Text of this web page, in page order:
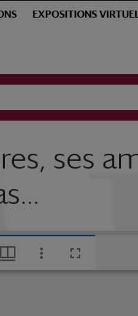
EXPOSITIONS
ses